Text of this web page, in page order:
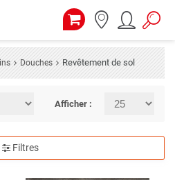
Douches Revêtement de sol
Afficher :
Filtres